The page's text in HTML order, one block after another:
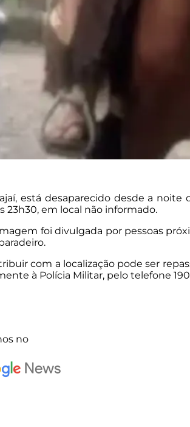
está desaparecido desde a noite
23h30, em local não informado.
foi divulgada por pessoas
com a localização pode ser
à Polícia Militar, pelo telefone
no